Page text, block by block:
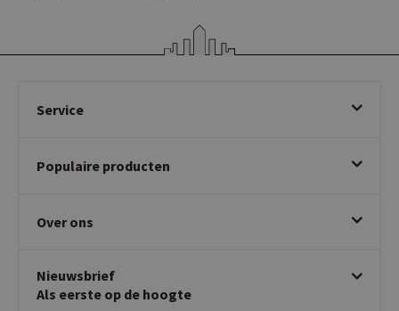
Service
Betalen & annuleren
Klachtafhandeling
Privacy policy
Populaire producten
Draaibare eetkamerstoelen
Taupe stoelen
Tuinstoelen
Over ons
Showroom
Contact
Nieuwsbrief
Als eerste op de hoogte